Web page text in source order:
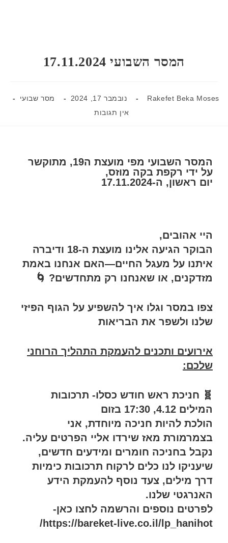
המסר השבועי 17.11.2024
Rakefet Beka Moses נובמבר 17, 2024
מסר שבועי
אין תגובות
המסר השבועי מפי מועצת ה19, מתוקשר
על ידי רקפת בקה מוזס,
יום ראשון, ה-17.11.2024
היי אהובים,
הבוקר הגיעה אלינו מועצת ה-18 ודיברה
איתנו על מעגל החיים—האם אנחנו באמת
מזדקנים, או שאנחנו רק מתחדשים? 🌀
צפו במסר וגלו איך להשפיע על הגוף הפיזי
שלנו ולשפר את הבריאות
אירועים ותכנים להעמקת התהליך הרוחני
שלכם:
🧬 חניכת ראש חודש כסלו- תרכובות
המילים 4.12, 17:30 בזום
הולכת להיות חניכה מיוחדת, אני
בצמרמורת מאז שירדו אליי הפרטים עליה.
נקבל בחניכה חומרים ומידעים חדשים,
שיעניקו לנו כלים לרקוח תרכובות כימיות
דרך מילים, צעד נוסף להעמקת הידע
האנרגטי שלנו.
לפרטים נוספים והרשמה לחצו כאן-
https://bareket-live.co.il/lp_hanihot/